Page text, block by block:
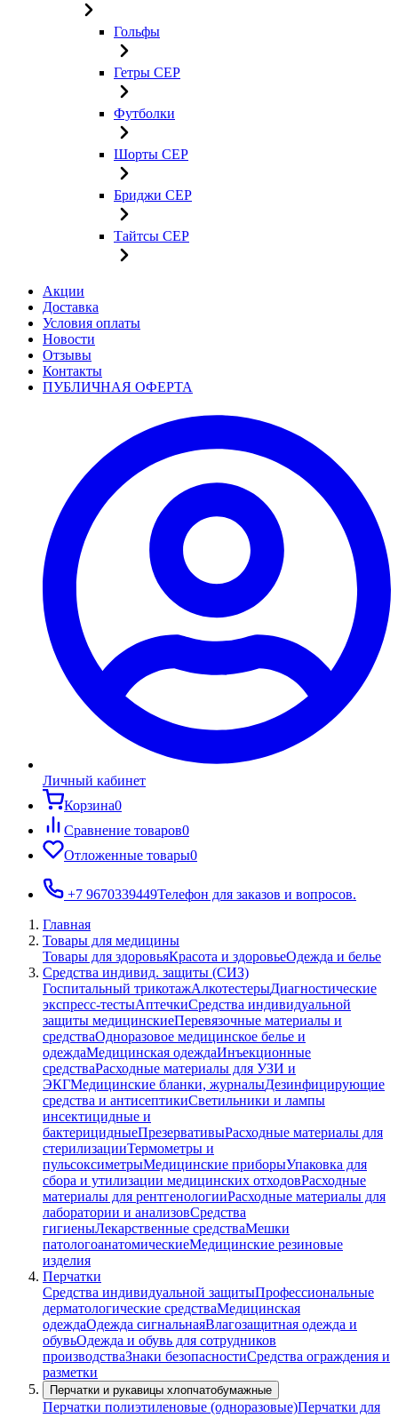
Гольфы
Гетры CEP
Футболки
Шорты CEP
Бриджи CEP
Тайтсы CEP
Акции
Доставка
Условия оплаты
Новости
Отзывы
Контакты
ПУБЛИЧНАЯ ОФЕРТА
Личный кабинет
Корзина0
Сравнение товаров0
Отложенные товары0
+7 9670339449Телефон для заказов и вопросов.
Главная
Товары для медицины
Товары для здоровьяКрасота и здоровьеОдежда и белье
Средства индивид. защиты (СИЗ)
Госпитальный трикотажАлкотестерыДиагностические
экспресс-тестыАптечкиСредства индивидуальной
защиты медицинскиеПеревязочные материалы и
средстваОдноразовое медицинское белье и
одеждаМедицинская одеждаИнъекционные
средстваРасходные материалы для УЗИ и
ЭКГМедицинские бланки, журналыДезинфицирующие
средства и антисептикиСветильники и лампы
инсектицидные и
бактерицидныеПрезервативыРасходные материалы для
стерилизацииТермометры и
пульсоксиметрыМедицинские приборыУпаковка для
сбора и утилизации медицинских отходовРасходные
материалы для рентгенологииРасходные материалы для
лаборатории и анализовСредства
гигиеныЛекарственные средстваМешки
патологоанатомическиеМедицинские резиновые
изделия
Перчатки
Средства индивидуальной защитыПрофессиональные
дерматологические средстваМедицинская
одеждаОдежда сигнальнаяВлагозащитная одежда и
обувьОдежда и обувь для сотрудников
производстваЗнаки безопасностиСредства ограждения и
разметки
Перчатки и рукавицы хлопчатобумажные
Перчатки полиэтиленовые (одноразовые)Перчатки для